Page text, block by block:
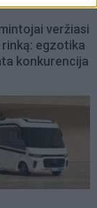
veržiasi
egzotika
konkurencija